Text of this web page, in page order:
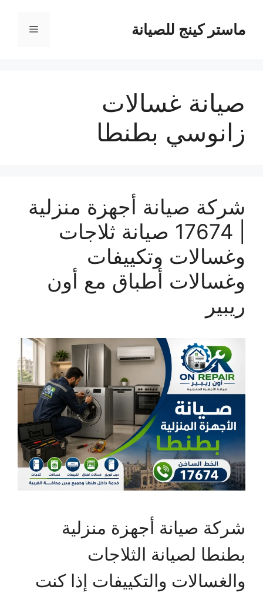
المحتوىماستر كينج للصيانة القائمة
صيانة غسالات
زانوسي بطنطا
شركة صيانة أجهزة منزلية
| 17674 صيانة ثلاجات
وغسالات وتكييفات
وغسالات أطباق مع أون
ريبير
شركة صيانة أجهزة منزلية
بطنطا لصيانة الثلاجات
والغسالات والتكييفات إذا كنت